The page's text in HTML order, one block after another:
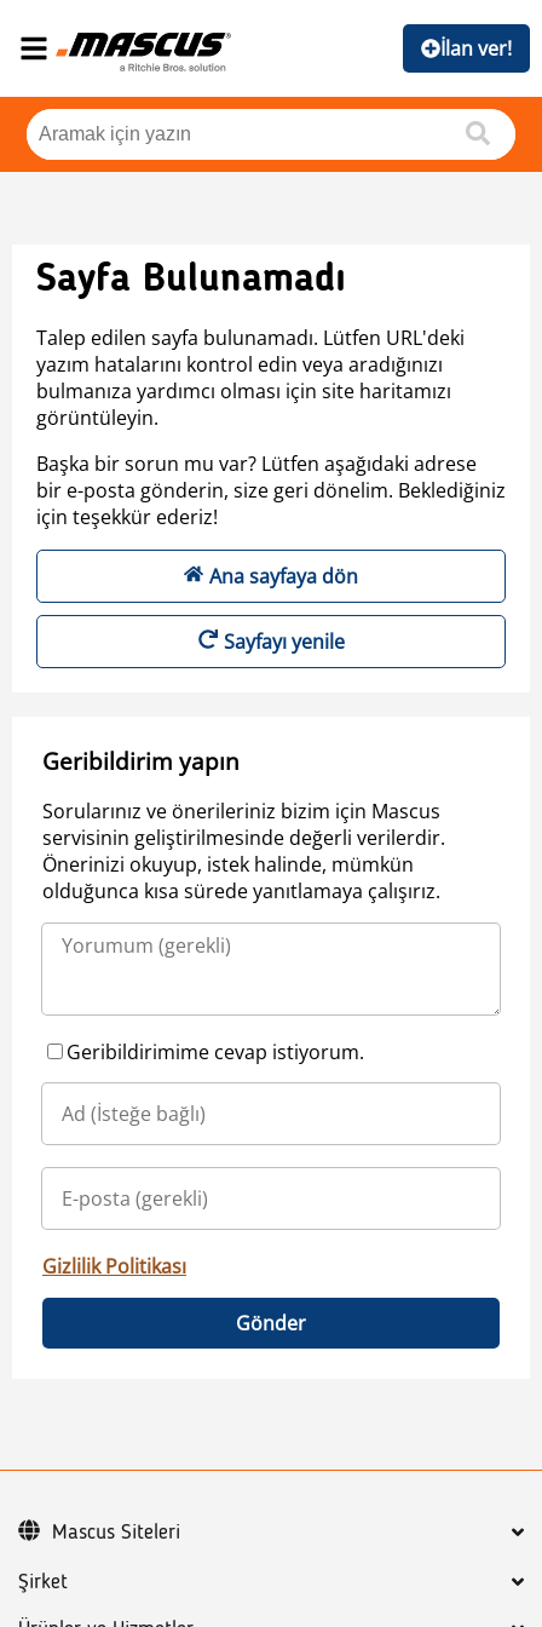
İlan ver!
Sayfa Bulunamadı
Talep edilen sayfa bulunamadı. Lütfen URL'deki
yazım hatalarını kontrol edin veya aradığınızı
bulmanıza yardımcı olması için site haritamızı
görüntüleyin.
Başka bir sorun mu var? Lütfen aşağıdaki adrese
bir e-posta gönderin, size geri dönelim. Beklediğiniz
için teşekkür ederiz!
Ana sayfaya dön
Sayfayı yenile
Geribildirim yapın
Sorularınız ve önerileriniz bizim için Mascus
servisinin geliştirilmesinde değerli verilerdir.
Önerinizi okuyup, istek halinde, mümkün
olduğunca kısa sürede yanıtlamaya çalışırız.
Geribildirimime cevap istiyorum.
Gizlilik Politikası
Gönder
Şirket
Mascus Siteleri